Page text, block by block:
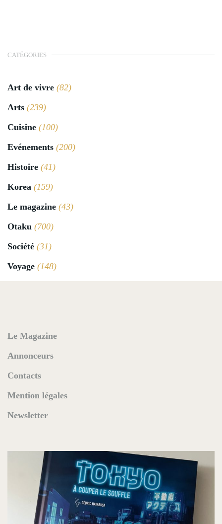
CATÉGORIES
Art de vivre (82)
Arts (239)
Cuisine (100)
Evénements (200)
Histoire (41)
Korea (159)
Le magazine (43)
Otaku (700)
Société (31)
Voyage (148)
Le Magazine
Annonceurs
Contacts
Mention légales
Newsletter